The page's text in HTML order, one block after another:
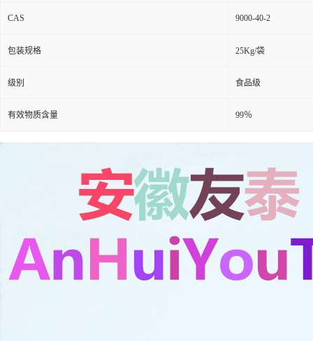
CAS 9000-40-2
包装规格 25Kg/袋
级别 食品级
有效物质含量 99％